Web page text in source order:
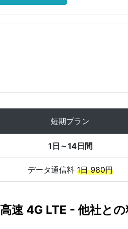
短期プラン
1日～14日間
データ通信料 1日 980円
高速 4G LTE - 他社と